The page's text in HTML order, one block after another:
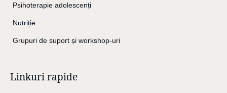
Psihoterapie adolescenți
Nutriție
Grupuri de suport și workshop-uri
Linkuri rapide